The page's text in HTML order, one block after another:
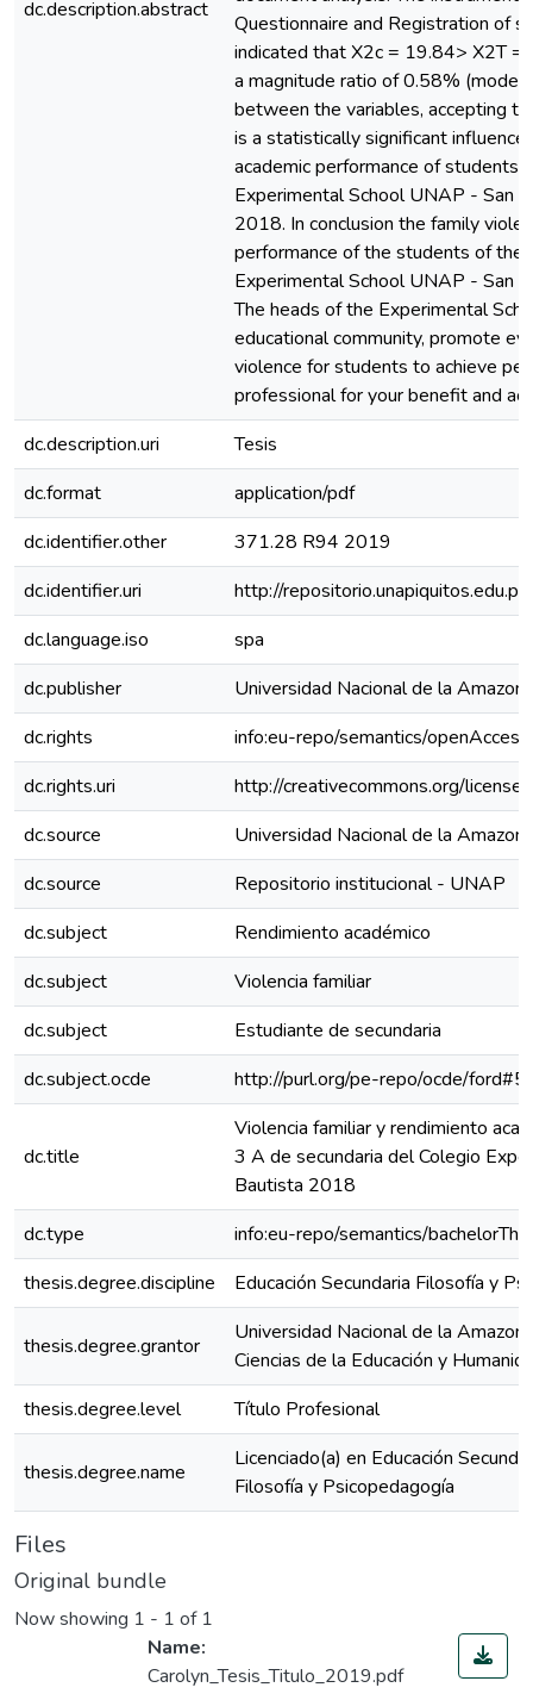
dc.description.abstract
Questionnaire and Registration of
indicated that X2c = 19.84> X2T
a magnitude ratio of 0.58%
between the variables, accepting
is a statistically significant
academic performance of students
Experimental School UNAP - San
2018. In conclusion the family
performance of the students of the
Experimental School UNAP - San
The heads of the Experimental
educational community, promote
violence for students to achieve
professional for your benefit and
dc.description.uri
Tesis
dc.format
application/pdf
dc.identifier.other
371.28 R94 2019
dc.identifier.uri
http://
dc.language.iso
spa
dc.publisher
Universidad Nacional de la
dc.rights
info:eu-repo/semantics/openAccess
dc.rights.uri
http://creativecommons.org/
dc.source
Universidad Nacional de la
dc.source
Repositorio institucional - UNAP
dc.subject
Rendimiento académico
dc.subject
Violencia familiar
dc.subject
Estudiante de secundaria
dc.subject.ocde
http://purl.org/pe-repo/ocde/
dc.title
Violencia familiar y rendimiento
3 A de secundaria del Colegio
Bautista 2018
dc.type
info:eu-repo/semantics/
thesis.degree.discipline
Educación Secundaria Filosofía y
thesis.degree.grantor
Universidad Nacional de la
Ciencias de la Educación y
thesis.degree.level
Título Profesional
thesis.degree.name
Licenciado(a) en Educación
Filosofía y Psicopedagogía
Files
Original bundle
Now showing 1 - 1 of 1
Name:
Carolyn_Tesis_Titulo_2019.pdf